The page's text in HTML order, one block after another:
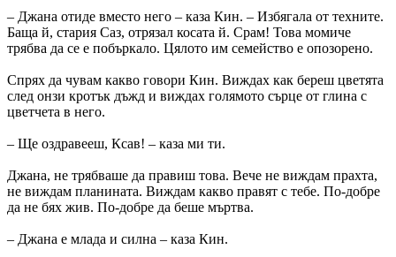
– Джана отиде вместо него – каза Кин. – Избягала от техните.
Баща й, стария Саз, отрязал косата й. Срам! Това момиче
трябва да се е побъркало. Цялото им семейство е опозорено.
Спрях да чувам какво говори Кин. Виждах как береш цветята
след онзи кротък дъжд и виждах голямото сърце от глина с
цветчета в него.
– Ще оздравееш, Ксав! – каза ми ти.
Джана, не трябваше да правиш това. Вече не виждам прахта,
не виждам планината. Виждам какво правят с тебе. По-добре
да не бях жив. По-добре да беше мъртва.
– Джана е млада и силна – каза Кин.